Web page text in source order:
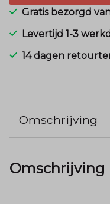
Gratis bezorgd
Levertijd 1-3
14 dagen
Omschrijving
Omschrijving